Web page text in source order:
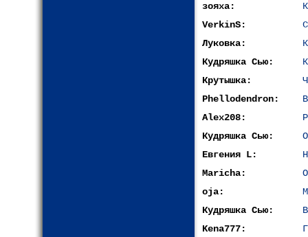
зояха:
VerkinS:
Луковка:
Кудряшка Сью:
Крутышка:
Phellodendron:
Alex208:
Кудряшка Сью:
Евгения L:
Maricha:
oja:
Кудряшка Сью:
Kena777: